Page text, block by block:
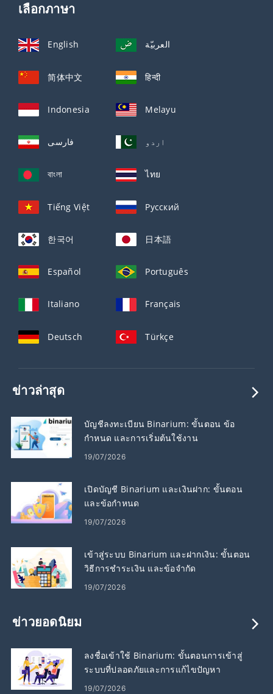
เลือกภาษา
English العربيّة
简体中文 हिन्दी
Indonesia Melayu
فارسی اردو
বাংলা ไทย
Tiếng Việt Русский
한국어 日本語
Español Português
Italiano Français
Deutsch Türkçe
ข่าวล่าสุด
บัญชีลงทะเบียน Binarium: ขั้นตอน ข้อ
กำหนด และการเริ่มต้นใช้งาน
19/07/2026
เปิดบัญชี Binarium และเงินฝาก: ขั้นตอน
และข้อกำหนด
19/07/2026
เข้าสู่ระบบ Binarium และฝากเงิน: ขั้นตอน
วิธีการชำระเงิน และข้อจำกัด
19/07/2026
ข่าวยอดนิยม
ลงชื่อเข้าใช้ Binarium: ขั้นตอนการเข้าสู่
ระบบที่ปลอดภัยและการแก้ไขปัญหา
19/07/2026